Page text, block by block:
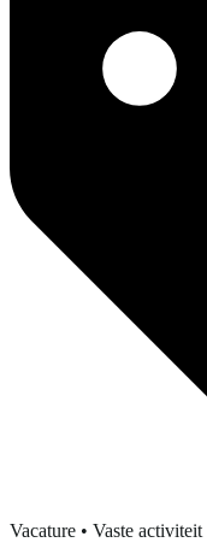
Vacature • Vaste activiteit